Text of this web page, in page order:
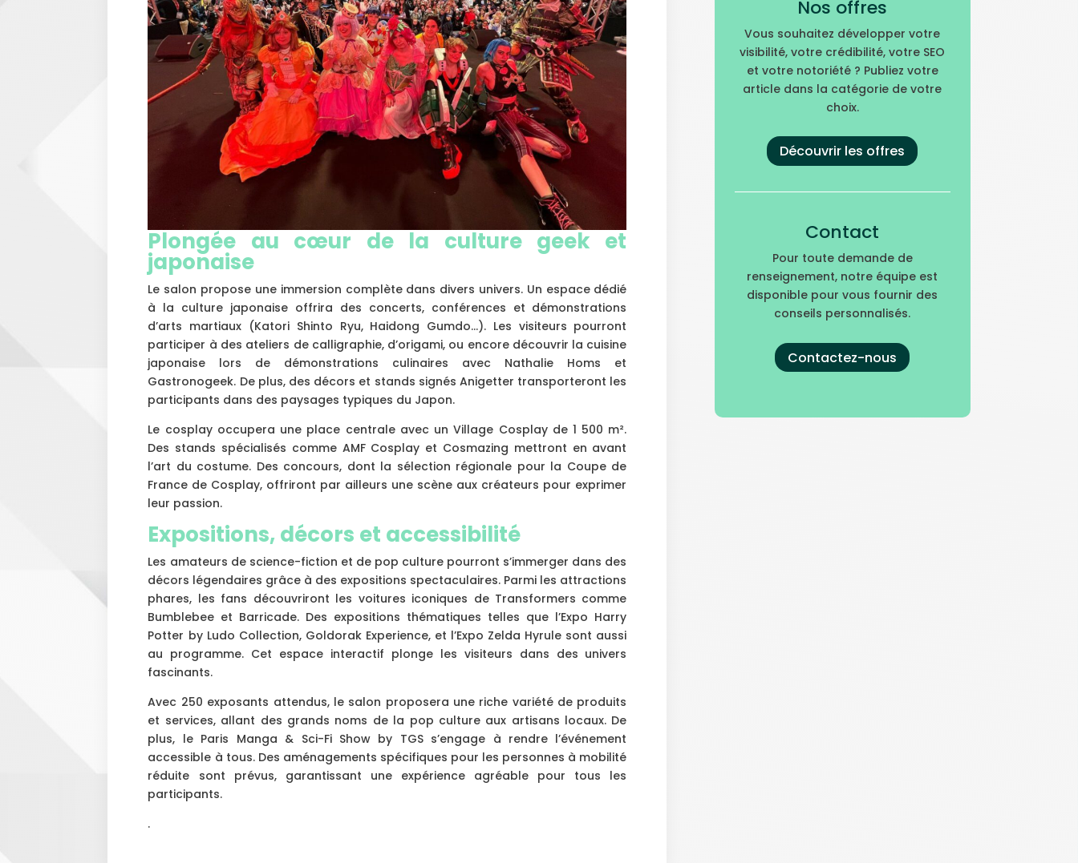
Plongée au cœur de la culture geek et
japonaise
Le salon propose une immersion complète dans divers univers. Un espace dédié
à la culture japonaise offrira des concerts, conférences et démonstrations
d’arts martiaux (Katori Shinto Ryu, Haidong Gumdo…). Les visiteurs pourront
participer à des ateliers de calligraphie, d’origami, ou encore découvrir la cuisine
japonaise lors de démonstrations culinaires avec Nathalie Homs et
Gastronogeek. De plus, des décors et stands signés Anigetter transporteront les
participants dans des paysages typiques du Japon.
Le cosplay occupera une place centrale avec un Village Cosplay de 1 500 m².
Des stands spécialisés comme AMF Cosplay et Cosmazing mettront en avant
l’art du costume. Des concours, dont la sélection régionale pour la Coupe de
France de Cosplay, offriront par ailleurs une scène aux créateurs pour exprimer
leur passion.
Expositions, décors et accessibilité
Les amateurs de science-fiction et de pop culture pourront s’immerger dans des
décors légendaires grâce à des expositions spectaculaires. Parmi les attractions
phares, les fans découvriront les voitures iconiques de Transformers comme
Bumblebee et Barricade. Des expositions thématiques telles que l’Expo Harry
Potter by Ludo Collection, Goldorak Experience, et l’Expo Zelda Hyrule sont aussi
au programme. Cet espace interactif plonge les visiteurs dans des univers
fascinants.
Avec 250 exposants attendus, le salon proposera une riche variété de produits
et services, allant des grands noms de la pop culture aux artisans locaux. De
plus, le Paris Manga & Sci-Fi Show by TGS s’engage à rendre l’événement
accessible à tous. Des aménagements spécifiques pour les personnes à mobilité
réduite sont prévus, garantissant une expérience agréable pour tous les
participants.
.
Nos offres
Vous souhaitez développer votre
visibilité, votre crédibilité, votre SEO
et votre notoriété ? Publiez votre
article dans la catégorie de votre
choix.
Découvrir les offres
Contact
Pour toute demande de
renseignement, notre équipe est
disponible pour vous fournir des
conseils personnalisés.
Contactez-nous